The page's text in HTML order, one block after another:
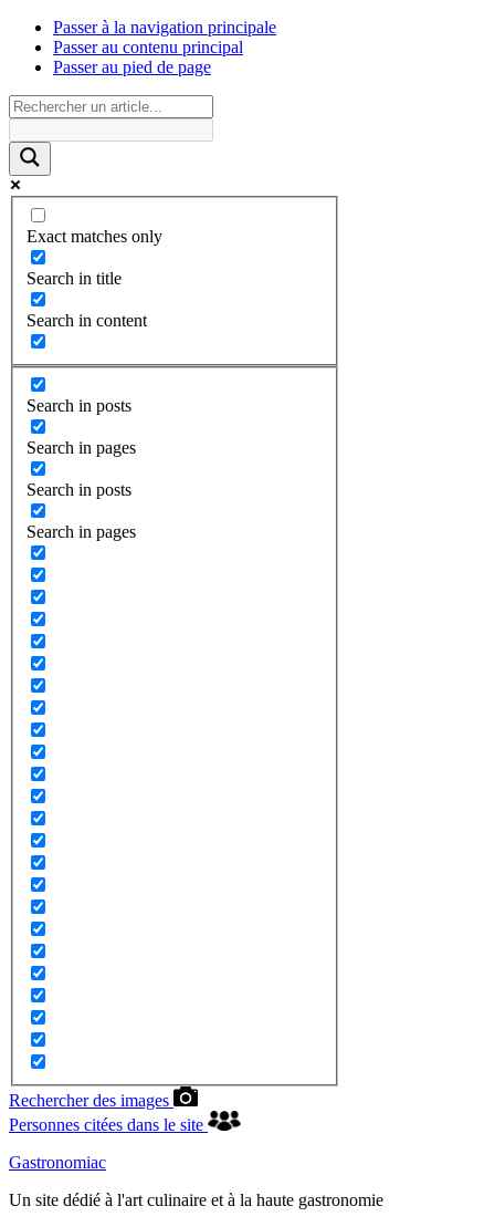
Passer à la navigation principale
Passer au contenu principal
Passer au pied de page
Exact matches only
Search in title
Search in content
Search in posts
Search in pages
Search in posts
Search in pages
Rechercher des images
Personnes citées dans le site
Gastronomiac
Un site dédié à l'art culinaire et à la haute gastronomie